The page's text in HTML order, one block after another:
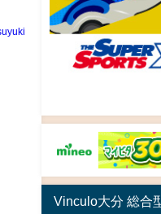
Vinculo大分 総合